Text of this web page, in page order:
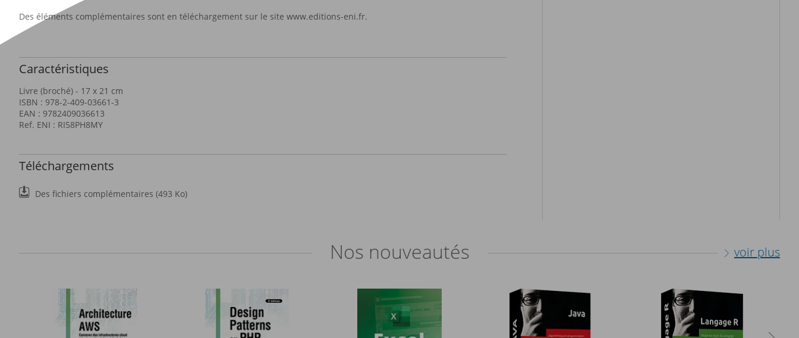
Des éléments complémentaires sont en téléchargement sur le site www.editions-eni.fr.
Caractéristiques
Livre (broché) - 17 x 21 cm
ISBN : 978-2-409-03661-3
EAN : 9782409036613
Ref. ENI : RI58PH8MY
Téléchargements
Des fichiers complémentaires (493 Ko)
Nos nouveautés voir plus